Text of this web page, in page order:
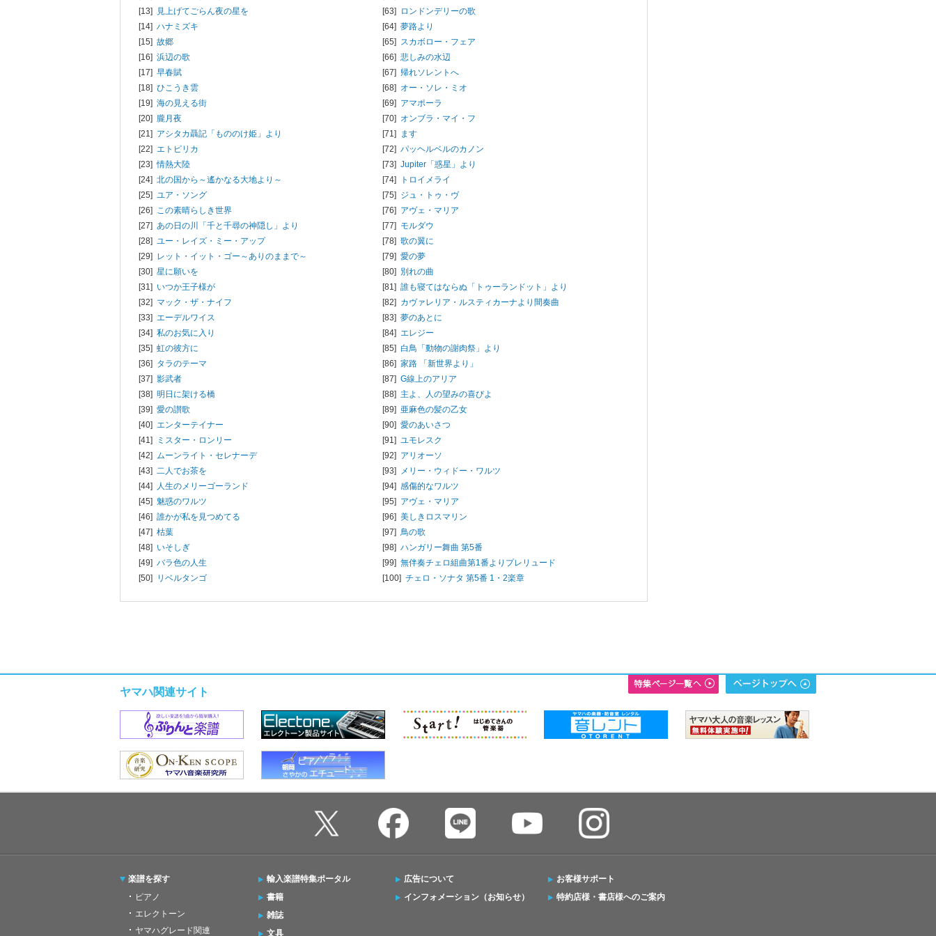
[13] 見上げてごらん夜の星を
[14] ハナミズキ
[15] 故郷
[16] 浜辺の歌
[17] 早春賦
[18] ひこうき雲
[19] 海の見える街
[20] 朧月夜
[21] アシタカ聶記「もののけ姫」より
[22] エトピリカ
[23]情熱大陸
[24] 北の国から～遙かなる大地より～
[25] ユア・ソング
[26] この素晴らしき世界
[27] あの日の川「千と千尋の神隠し」より
[28] ユー・レイズ・ミー・アップ
[29] レット・イット・ゴー～ありのままで～
[30] 星に願いを
[31] いつか王子様が
[32] マック・ザ・ナイフ
[33] エーデルワイス
[34] 私のお気に入り
[35] 虹の彼方に
[36] タラのテーマ
[37] 影武者
[38] 明日に架ける橋
[39] 愛の讃歌
[40] エンターテイナー
[41]
ミスター・ロンリー
[42] ムーンライト・セレナーデ
[43] 二人でお茶を
[44] 人生のメリーゴーランド
[45] 魅惑のワルツ
[46] 誰かが私を見つめてる
[47] 枯葉
[48] いそしぎ
[49] バラ色の人生
[50] リベルタンゴ
[63] ロンドンデリーの歌
[64] 夢路より
[65] スカボロー・フェア
[66] 悲しみの水辺
[67] 帰れソレントへ
[68] オー・ソレ・ミオ
[69] アマポーラ
[70] オンブラ・マイ・フ
[71] ます
[72] パッヘルベルのカノン
[73] Jupiter「惑星」より
[74]
トロイメライ
[75] ジュ・トゥ・ヴ
[76] アヴェ・マリア
[77] モルダウ
[78] 歌の翼に
[79] 愛の夢
[80] 別れの曲
[81] 誰も寝てはならぬ「トゥーランドット」より
[82] カヴァレリア・ルスティカーナより間奏曲
[83] 夢のあとに
[84] エレジー
[85] 白鳥「動物の謝肉祭」より
[86] 家路 「新世界より」
[87] G線上のアリア
[88] 主よ、人の望みの喜びよ
[89] 亜麻色の髪の乙女
[90] 愛のあいさつ
[91] ユモレスク
[92] アリオーソ
[93] メリー・ウィドー・ワルツ
[94] 感傷的なワルツ
[95] アヴェ・マリア
[96] 美しきロスマリン
[97] 鳥の歌
[98] ハンガリー舞曲 第5番
[99] 無伴奏チェロ組曲第1番よりプレリュード
[100] チェロ・ソナタ 第5番 1・2楽章
ヤマハ関連サイト
楽譜を探す
ピアノ
エレクトーン
ヤマハグレード関連
輸入楽譜特集ポータル
書籍
雑誌
文具
広告について
インフォメーション（お知らせ）
お客様サポート
特約店様・書店様へのご案内